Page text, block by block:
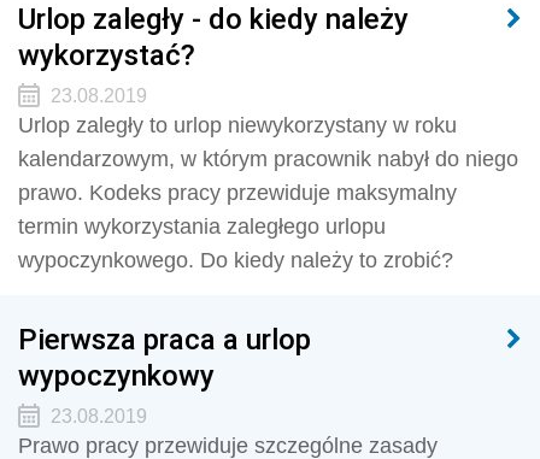
Urlop zaległy - do kiedy należy
wykorzystać?
23.08.2019
Urlop zaległy to urlop niewykorzystany w roku
kalendarzowym, w którym pracownik nabył do niego
prawo. Kodeks pracy przewiduje maksymalny
termin wykorzystania zaległego urlopu
wypoczynkowego. Do kiedy należy to zrobić?
Pierwsza praca a urlop
wypoczynkowy
23.08.2019
Prawo pracy przewiduje szczególne zasady